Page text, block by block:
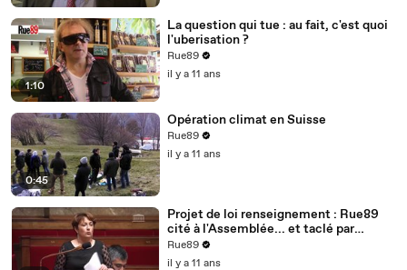
1:10
La question qui tue : au fait, c'est quoi
l'uberisation ?
Rue89
il y a 11 ans
0:45
Opération climat en Suisse
Rue89
il y a 11 ans
Projet de loi renseignement : Rue89
cité à l'Assemblée... et taclé par
Bernard Cazeneuve
Rue89
il y a 11 ans